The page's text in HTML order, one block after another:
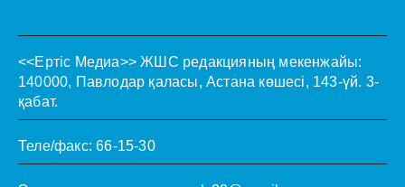
<<Ертіс Медиа>> ЖШС редакцияның мекенжайы:
140000, Павлодар қаласы, Астана көшесі, 143-үй. 3-
қабат.
Теле/факс: 66-15-30